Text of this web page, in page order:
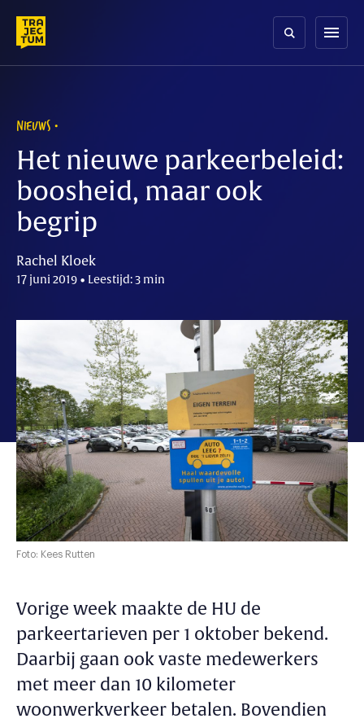
content
menu
NIEUWS
Het nieuwe parkeerbeleid:
boosheid, maar ook
begrip
Rachel Kloek
17 juni 2019 • Leestijd: 3 min
Foto: Kees Rutten
Vorige week maakte de HU de
parkeertarieven per 1 oktober bekend.
Daarbij gaan ook vaste medewerkers
met meer dan 10 kilometer
woonwerkverkeer betalen. Bovendien